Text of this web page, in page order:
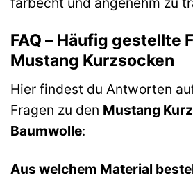
FAQ – Häufig gestellte
Mustang Kurzsocken
Hier findest du Antworten
Fragen zu den Mustang
Baumwolle:
Aus welchem Material